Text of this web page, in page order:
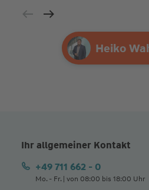
Ihre Agentur
Heiko
Ihr allgemeiner Kontakt
+49 711 662 - 0
Mo. - Fr. | von 08:00 bis 18:00 Uhr